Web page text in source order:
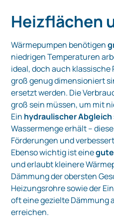
Heizflächen
Wärmepumpen benötigen
niedrigen Temperaturen
ideal, doch auch
groß genug dimensioniert
ersetzt werden. Die
groß sein müssen, um mit
Ein hydraulischer Abgleich
Wassermenge erhält –
Förderungen und
Ebenso wichtig ist eine
und erlaubt kleinere
Dämmung der obersten
Heizungsrohre sowie der
oft eine gezielte Dämmung
erreichen.